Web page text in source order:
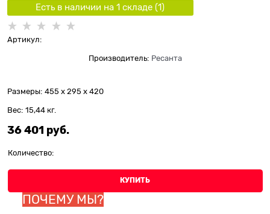
Есть в наличии на 1 складe (1)
Артикул:
Производитель: Ресанта
Размеры: 455 x 295 x 420
Вес: 15,44 кг.
36 401 руб.
Количество:
КУПИТЬ
ПОЧЕМУ МЫ?